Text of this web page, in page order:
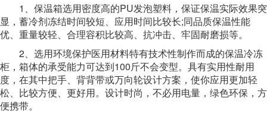
1、保温箱选用密度高的PU发泡塑料，保证保温实际效果突
显，蓄冷剂冻结时间较短、应用时间比较长;同品质保温性能
优、重量较轻、合理容积比较高、抗冲击、牢固耐磨损等。
2、选用环境保护医用材料特有技术性制作而成的保温冷冻
柜，箱体的承受能力可达到100斤不会变型。具有实用性耐用
度，在其中把手、背背带或万向轮设计方案，使你应用更加轻
松、比较方便、更好用。设计时尚，不必用电量，绿色环保，方
便携带。